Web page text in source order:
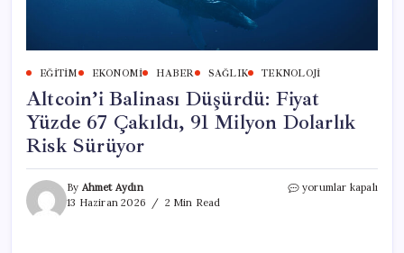
EĞITIM EKONOMI HABER SAĞLIK TEKNOLOJI
Altcoin’i Balinası Düşürdü: Fiyat
Yüzde 67 Çakıldı, 91 Milyon Dolarlık
Risk Sürüyor
By Ahmet Aydın
13 Haziran 2026
2 Min Read
Altcoin’i
yorumlar kapalı